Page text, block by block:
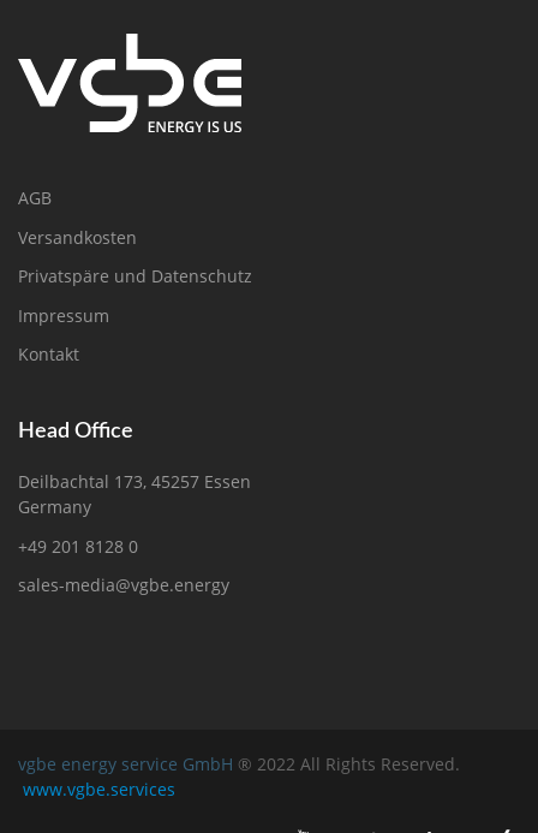
AGB
Versandkosten
Privatspäre und Datenschutz
Impressum
Kontakt
Head Office
Deilbachtal 173, 45257 Essen
Germany
+49 201 8128 0
sales-media@vgbe.energy
vgbe energy service GmbH ® 2022 All Rights Reserved.
www.vgbe.services